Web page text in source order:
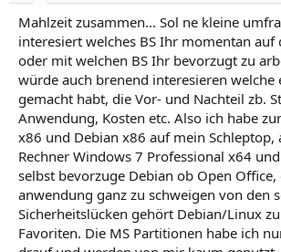
r
a
m
Mahlzeit zusammen... Sol ne kleine
interesiert welches BS Ihr momentan auf
oder mit welchen BS Ihr bevorzugt zu
würde auch brenend interesieren
gemacht habt, die Vor- und Nachteil zb.
Anwendung, Kosten etc. Also ich habe
x86 und Debian x86 auf mein Schleptop,
Rechner Windows 7 Professional x64
selbst bevorzuge Debian ob Open
anwendung ganz zu schweigen von den
Sicherheitslücken gehört Debian/Linux
Favoriten. Die MS Partitionen habe ich